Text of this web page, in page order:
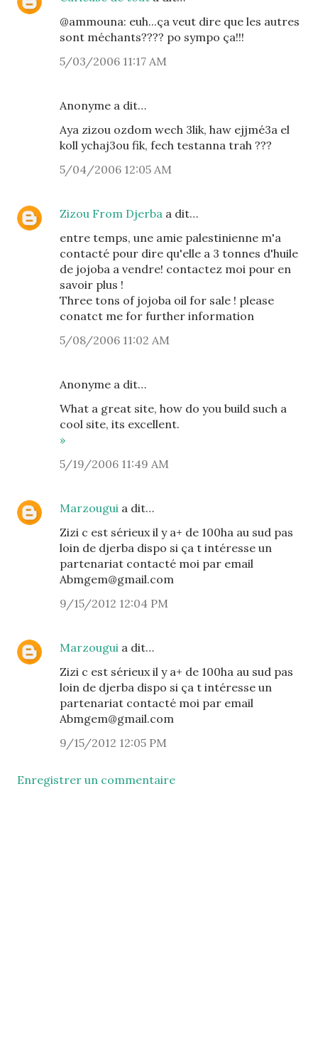
@ammouna: euh...ça veut dire que les autres
sont méchants???? po sympo ça!!!
5/03/2006 11:17 AM
Anonyme a dit…
Aya zizou ozdom wech 3lik, haw ejjmé3a el
koll ychaj3ou fik, fech testanna trah ???
5/04/2006 12:05 AM
Zizou From Djerba a dit…
entre temps, une amie palestinienne m'a
contacté pour dire qu'elle a 3 tonnes d'huile
de jojoba a vendre! contactez moi pour en
savoir plus !
Three tons of jojoba oil for sale ! please
conatct me for further information
5/08/2006 11:02 AM
Anonyme a dit…
What a great site, how do you build such a
cool site, its excellent.
»
5/19/2006 11:49 AM
Marzougui a dit…
Zizi c est sérieux il y a+ de 100ha au sud pas
loin de djerba dispo si ça t intéresse un
partenariat contacté moi par email
Abmgem@gmail.com
9/15/2012 12:04 PM
Marzougui a dit…
Zizi c est sérieux il y a+ de 100ha au sud pas
loin de djerba dispo si ça t intéresse un
partenariat contacté moi par email
Abmgem@gmail.com
9/15/2012 12:05 PM
Enregistrer un commentaire